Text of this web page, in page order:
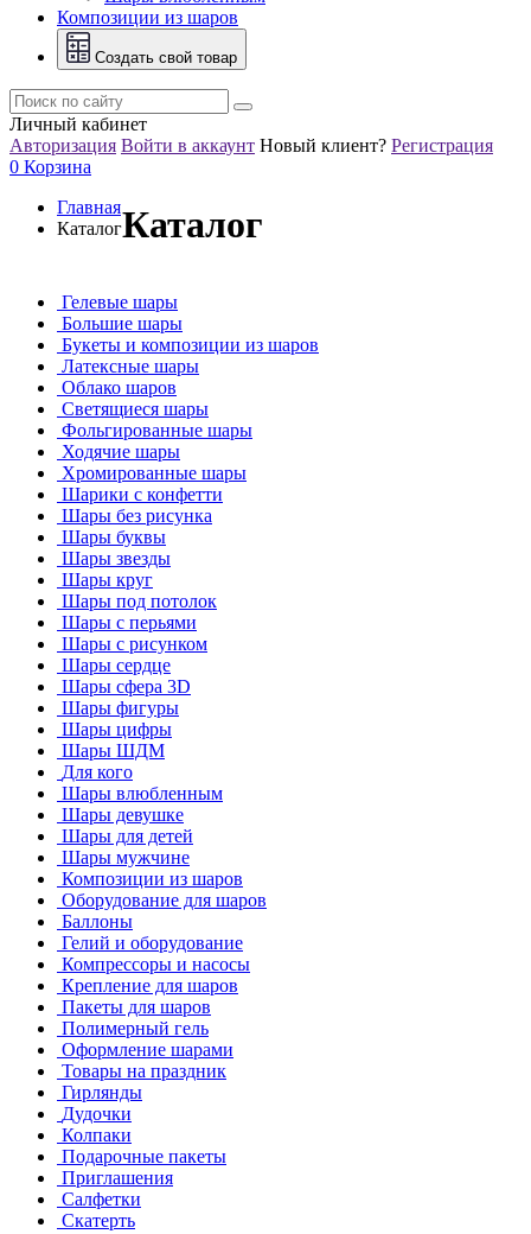
Композиции из шаров
Создать свой товар
Личный кабинет
Авторизация Войти в аккаунт Новый клиент? Регистрация
0 Корзина
Главная
КаталогКаталог
Гелевые шары
Большие шары
Букеты и композиции из шаров
Латексные шары
Облако шаров
Светящиеся шары
Фольгированные шары
Ходячие шары
Хромированные шары
Шарики с конфетти
Шары без рисунка
Шары буквы
Шары звезды
Шары круг
Шары под потолок
Шары с перьями
Шары с рисунком
Шары сердце
Шары сфера 3D
Шары фигуры
Шары цифры
Шары ШДМ
Для кого
Шары влюбленным
Шары девушке
Шары для детей
Шары мужчине
Композиции из шаров
Оборудование для шаров
Баллоны
Гелий и оборудование
Компрессоры и насосы
Крепление для шаров
Пакеты для шаров
Полимерный гель
Оформление шарами
Товары на праздник
Гирлянды
Дудочки
Колпаки
Подарочные пакеты
Приглашения
Салфетки
Скатерть